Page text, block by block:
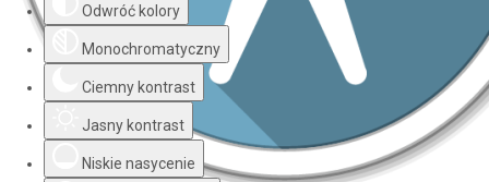
Odwróć kolory
Monochromatyczny
Ciemny kontrast
Jasny kontrast
Niskie nasycenie